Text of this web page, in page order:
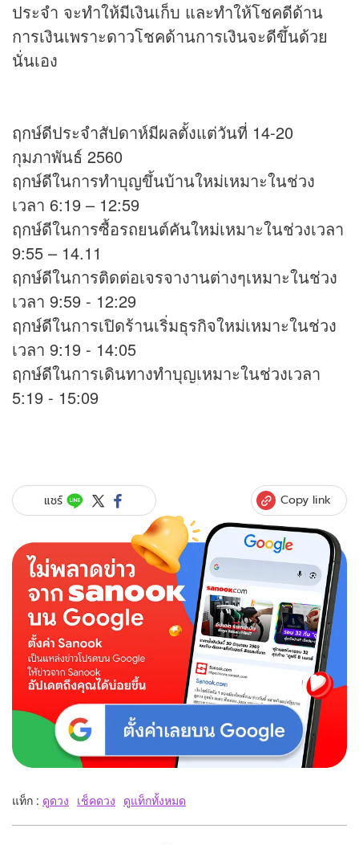
ประจำ จะทำให้มีเงินเก็บ และทำให้โชคดีด้าน
การเงินเพราะดาวโชคด้านการเงินจะดีขึ้นด้วย
นั่นเอง
ฤกษ์ดีประจำสัปดาห์มีผลตั้งแต่วันที่ 14-20
กุมภาพันธ์ 2560
ฤกษ์ดีในการทำบุญขึ้นบ้านใหม่เหมาะในช่วง
เวลา 6:19 – 12:59
ฤกษ์ดีในการซื้อรถยนต์คันใหม่เหมาะในช่วงเวลา
9:55 – 14.11
ฤกษ์ดีในการติดต่อเจรจางานต่างๆเหมาะในช่วง
เวลา 9:59 - 12:29
ฤกษ์ดีในการเปิดร้านเริ่มธุรกิจใหม่เหมาะในช่วง
เวลา 9:19 - 14:05
ฤกษ์ดีในการเดินทางทำบุญเหมาะในช่วงเวลา
5:19 - 15:09
แชร์ Copy link
แท็ก : ดูดวง เช็คดวง ดูแท็กทั้งหมด